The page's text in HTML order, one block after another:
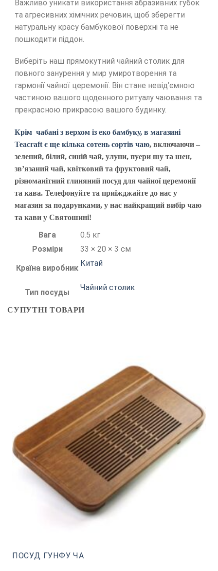
Важливо уникати використання абразивних губок
та агресивних хімічних речовин, щоб зберегти
натуральну красу бамбукової поверхні та не
пошкодити піддон.
Виберіть наш прямокутний чайний столик для
повного занурення у мир умиротворення та
гармонії чайної церемонії. Він стане невід’ємною
частиною вашого щоденного ритуалу чаювання та
прекрасною прикрасою вашого будинку.
Крім чабані з верхом із еко бамбуку, в магазині
Teacraft є ще кілька сотень сортів чаю, включаючи –
зелений, білий, синій чай, улуни, пуери шу та шен,
зв’язаний чай, квітковий та фруктовий чай,
різноманітний глиняний посуд для чайної церемонії
та кава. Телефонуйте та приїжджайте до нас у
магазин за подарунками, у нас найкращий вибір чаю
та кави у Святошині!
Вага
0.5 кг
Розміри
33 × 20 × 3 см
Країна виробник
Китай
Тип посуды
Чайний столик
СУПУТНІ ТОВАРИ
ПОСУД ГУНФУ ЧА